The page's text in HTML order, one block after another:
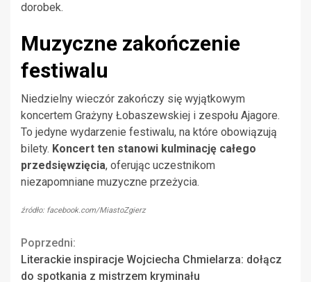
dorobek.
Muzyczne zakończenie
festiwalu
Niedzielny wieczór zakończy się wyjątkowym
koncertem Grażyny Łobaszewskiej i zespołu Ajagore.
To jedyne wydarzenie festiwalu, na które obowiązują
bilety. Koncert ten stanowi kulminację całego
przedsięwzięcia, oferując uczestnikom
niezapomniane muzyczne przeżycia.
źródło: facebook.com/MiastoZgierz
Continue
Reading
Poprzedni:
Literackie inspiracje Wojciecha Chmielarza: dołącz
do spotkania z mistrzem kryminału